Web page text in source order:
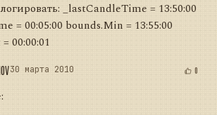
_lastCandleTime = 13:50:00
= 00:05:00 bounds.Min = 13:55:00
00:00:01
30 марта 2010 0